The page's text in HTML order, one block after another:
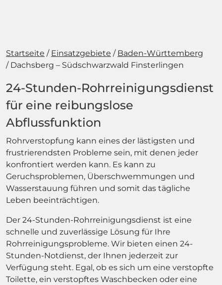
Startseite Einsatzgebiete
Baden-Württemberg
Dachsberg – Südschwarzwald Finsterlingen
24-Stunden-Rohrreinigungsdienst
für eine reibungslose
Abflussfunktion
Rohrverstopfung kann eines der lästigsten und
frustrierendsten Probleme sein, mit denen jeder
konfrontiert werden kann. Es kann zu
Geruchsproblemen, Überschwemmungen und
Wasserstauung führen und somit das tägliche
Leben beeinträchtigen.
Der 24-Stunden-Rohrreinigungsdienst ist eine
schnelle und zuverlässige Lösung für Ihre
Rohrreinigungsprobleme. Wir bieten einen 24-
Stunden-Notdienst, der Ihnen jederzeit zur
Verfügung steht. Egal, ob es sich um eine verstopfte
Toilette, ein verstopftes Waschbecken oder eine